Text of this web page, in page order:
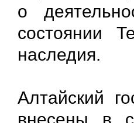
о
состоянии
наследия.
Алтайский
внесены в